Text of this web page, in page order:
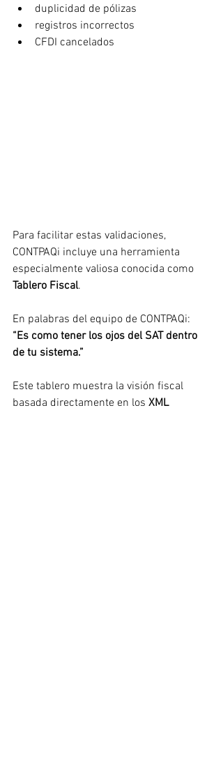
duplicidad de pólizas
registros incorrectos
CFDI cancelados
Para facilitar estas validaciones,
CONTPAQi incluye una herramienta
especialmente valiosa conocida como
Tablero Fiscal.
En palabras del equipo de CONTPAQi:
“Es como tener los ojos del SAT dentro
de tu sistema.”
Este tablero muestra la visión fiscal
basada directamente en los XML